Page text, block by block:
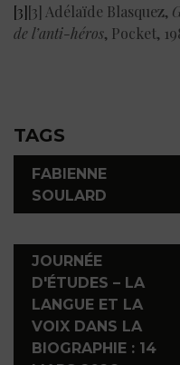
[3][3] Adélaïde Blasquez,
de l’anti-héros, Pocket,
TAGS
FABIENNE
SOULARD
JOURNÉE
D'ÉTUDES – LA
LANGUE ET LA
VOIX DANS LA
BIOGRAPHIE : 14